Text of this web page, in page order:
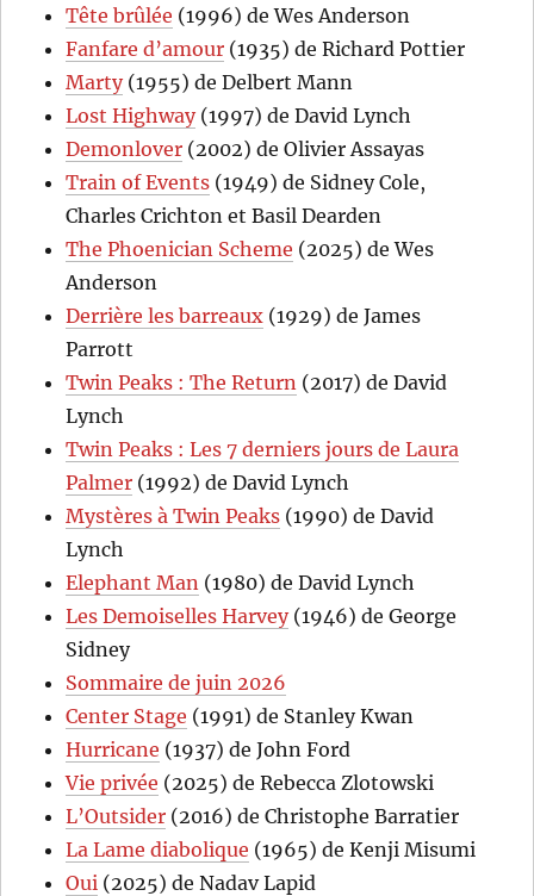
Tête brûlée (1996) de Wes Anderson
Fanfare d’amour (1935) de Richard Pottier
Marty(1955) de Delbert Mann
Lost Highway(1997) de David Lynch
Demonlover (2002) de Olivier Assayas
Train of Events (1949) de Sidney Cole,
Charles Crichton et Basil Dearden
The Phoenician Scheme (2025) de Wes
Anderson
Derrière les barreaux (1929) de James
Parrott
Twin Peaks : The Return (2017) de David
Lynch
Twin Peaks : Les 7 derniers jours de Laura
Palmer (1992) de David Lynch
Mystères à Twin Peaks (1990) de David
Lynch
Elephant Man (1980) de David Lynch
Les Demoiselles Harvey(1946) de George
Sidney
Sommaire de juin 2026
Center Stage (1991) de Stanley Kwan
Hurricane (1937) de John Ford
Vie privée (2025) de Rebecca Zlotowski
L’Outsider (2016) de Christophe Barratier
La Lame diabolique (1965) de Kenji Misumi
Oui (2025) de Nadav Lapid